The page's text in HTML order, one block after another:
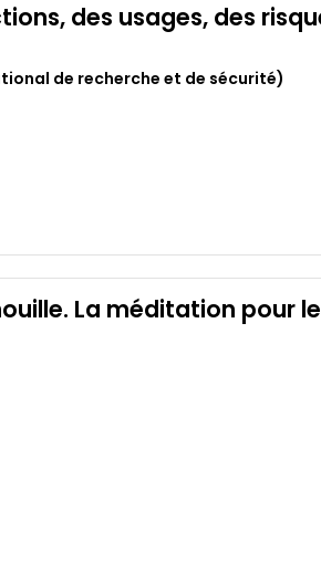
des usages, des
de recherche et de sécurité)
La méditation pour